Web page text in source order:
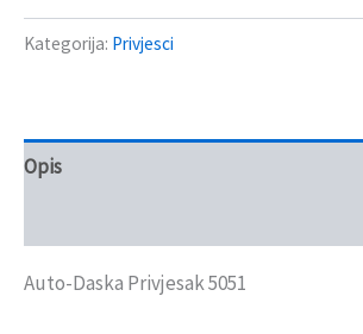
Kategorija: Privjesci
Opis
Auto-Daska Privjesak 5051